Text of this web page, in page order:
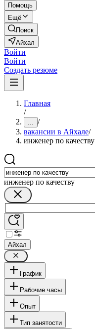
Помощь
Ещё
Поиск
Айхал
Войти
Войти
Создать резюме
Главная
/
... /
вакансии в Айхале/
инженер по качеству
инженер по качеству
Айхал
График
Рабочие часы
Опыт
Тип занятости